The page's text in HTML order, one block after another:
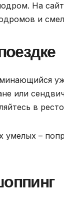
На
и
или
в
умелых –